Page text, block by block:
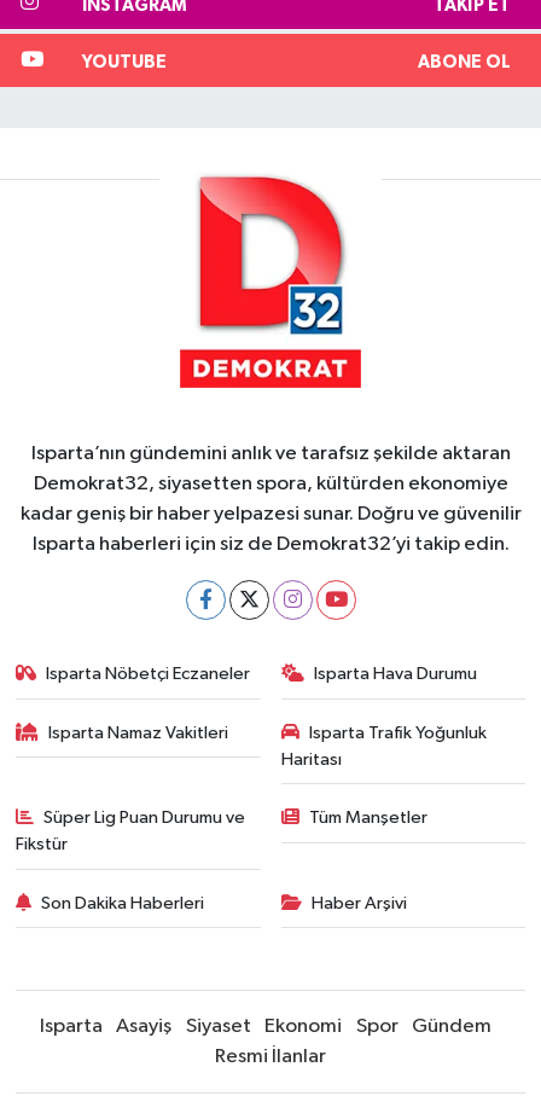
INSTAGRAM TAKIP ET
YOUTUBE ABONE OL
Isparta’nın gündemini anlık ve tarafsız şekilde aktaran
Demokrat32, siyasetten spora, kültürden ekonomiye
kadar geniş bir haber yelpazesi sunar. Doğru ve güvenilir
Isparta haberleri için siz de Demokrat32’yi takip edin.
Isparta Nöbetçi Eczaneler Isparta Hava Durumu
Isparta Namaz Vakitleri
Isparta Trafik Yoğunluk
Haritası
Süper Lig Puan Durumu ve
Fikstür
Tüm Manşetler
Son Dakika Haberleri Haber Arşivi
Isparta Asayiş Siyaset Ekonomi Spor
Gündem
Resmi İlanlar